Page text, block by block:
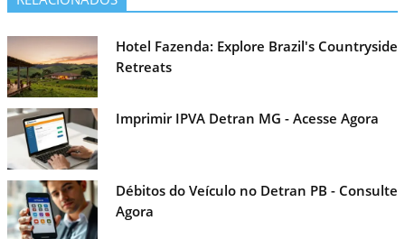
Hotel Fazenda: Explore Brazil's Countryside
Retreats
Imprimir IPVA Detran MG - Acesse Agora
Débitos do Veículo no Detran PB - Consulte
Agora